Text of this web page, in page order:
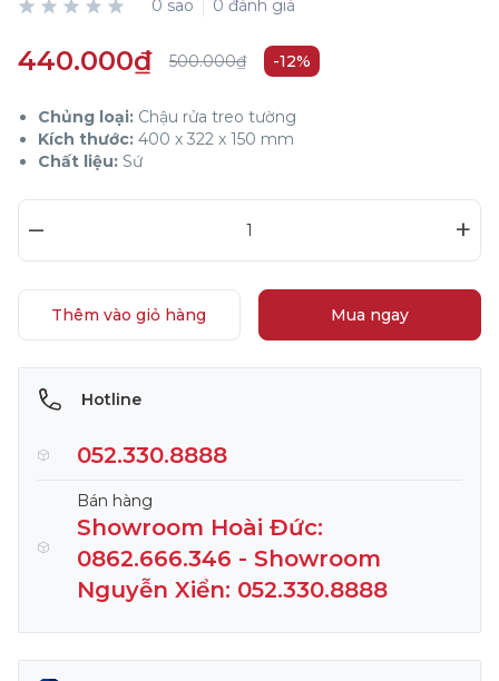
0 sao 0 đánh giá
440.000₫ 500.000₫ -12%
Chủng loại: Chậu rửa treo tường
Kích thước: 400 x 322 x 150 mm
Chất liệu: Sứ
– +
Thêm vào giỏ hàng Mua ngay
Hotline
052.330.8888
Bán hàng
Showroom Hoài Đức:
0862.666.346 - Showroom
Nguyễn Xiển: 052.330.8888